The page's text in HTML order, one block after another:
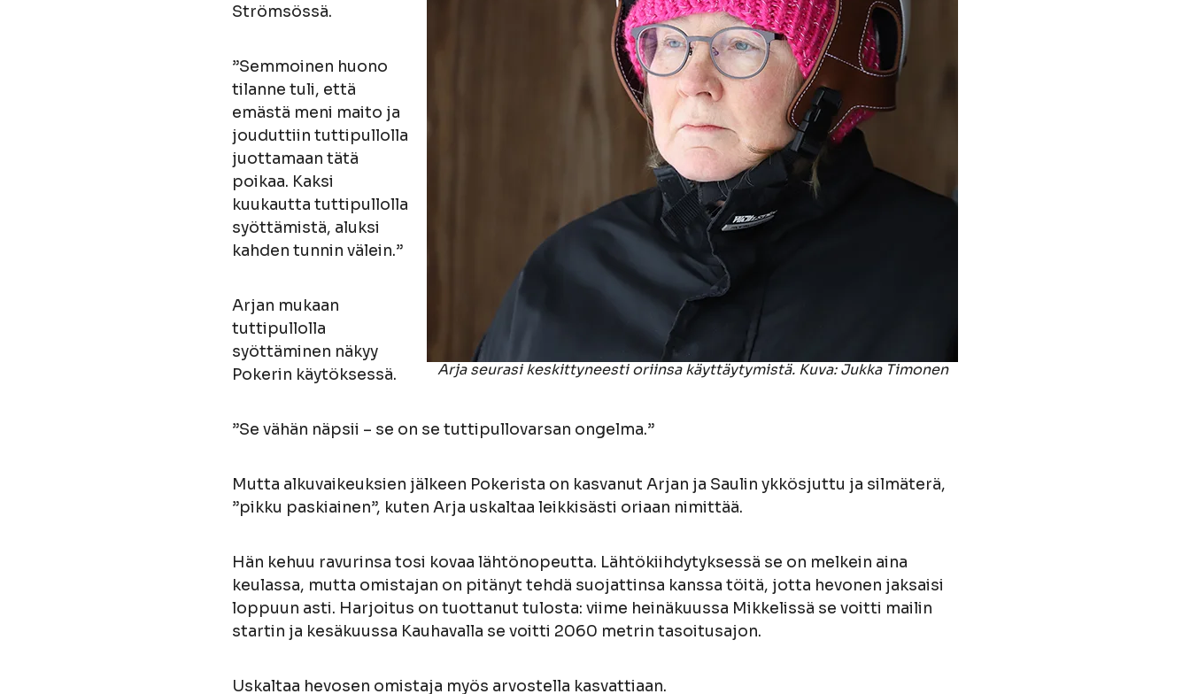
Arja seurasi keskittyneesti oriinsa käyttäytymistä. Kuva: Jukka Timonen
Strömsössä.
”Semmoinen huono
tilanne tuli, että
emästä meni maito ja
jouduttiin tuttipullolla
juottamaan tätä
poikaa. Kaksi
kuukautta tuttipullolla
syöttämistä, aluksi
kahden tunnin välein.”
Arjan mukaan
tuttipullolla
syöttäminen näkyy
Pokerin käytöksessä.
”Se vähän näpsii – se on se tuttipullovarsan ongelma.”
Mutta alkuvaikeuksien jälkeen Pokerista on kasvanut Arjan ja Saulin ykkösjuttu ja silmäterä,
”pikku paskiainen”, kuten Arja uskaltaa leikkisästi oriaan nimittää.
Hän kehuu ravurinsa tosi kovaa lähtönopeutta. Lähtökiihdytyksessä se on melkein aina
keulassa, mutta omistajan on pitänyt tehdä suojattinsa kanssa töitä, jotta hevonen jaksaisi
loppuun asti. Harjoitus on tuottanut tulosta: viime heinäkuussa Mikkelissä se voitti mailin
startin ja kesäkuussa Kauhavalla se voitti 2060 metrin tasoitusajon.
Uskaltaa hevosen omistaja myös arvostella kasvattiaan.